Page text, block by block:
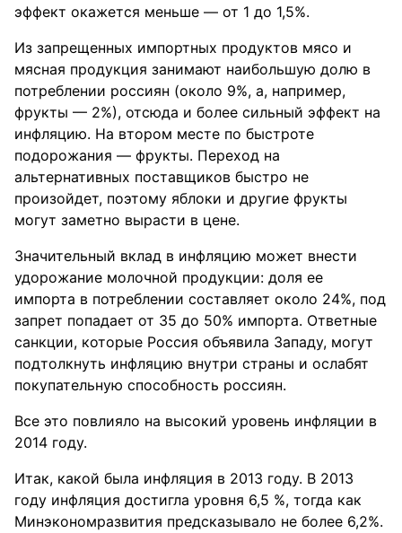
эффект окажется меньше — от 1 до 1,5%.
Из запрещенных импортных продуктов мясо и
мясная продукция занимают наибольшую долю в
потреблении россиян (около 9%, а, например,
фрукты — 2%), отсюда и более сильный эффект на
инфляцию. На втором месте по быстроте
подорожания — фрукты. Переход на
альтернативных поставщиков быстро не
произойдет, поэтому яблоки и другие фрукты
могут заметно вырасти в цене.
Значительный вклад в инфляцию может внести
удорожание молочной продукции: доля ее
импорта в потреблении составляет около 24%, под
запрет попадает от 35 до 50% импорта. Ответные
санкции, которые Россия объявила Западу, могут
подтолкнуть инфляцию внутри страны и ослабят
покупательную способность россиян.
Все это повлияло на высокий уровень инфляции в
2014 году.
Итак, какой была инфляция в 2013 году. В 2013
году инфляция достигла уровня 6,5 %, тогда как
Минэкономразвития предсказывало не более 6,2%.